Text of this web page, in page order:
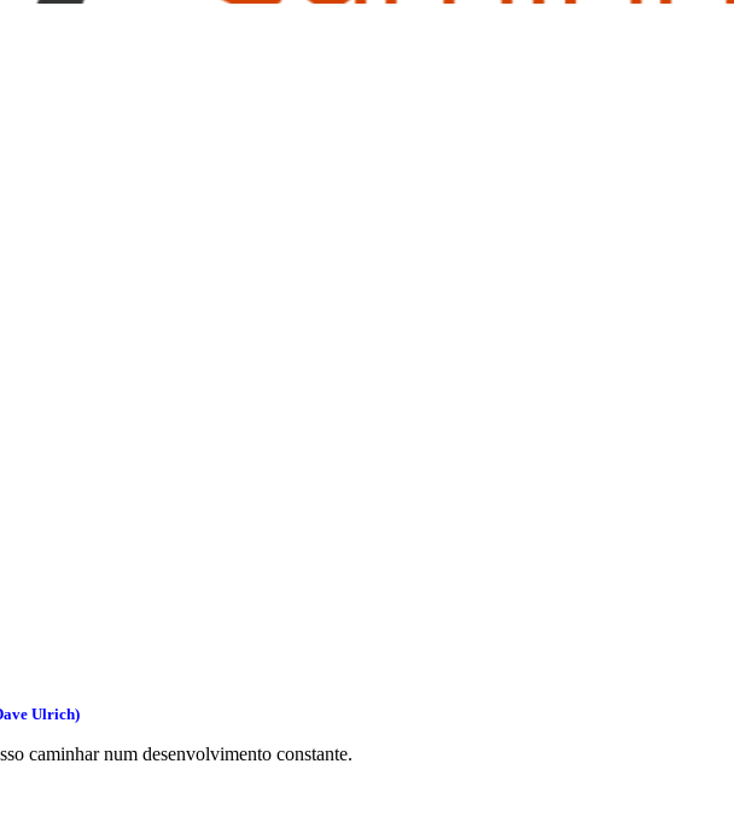
Ulrich)
caminhar num desenvolvimento constante.